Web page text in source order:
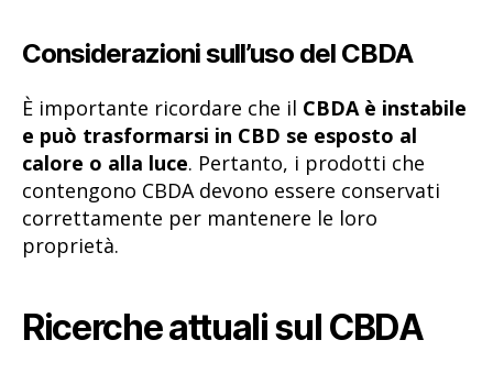
Considerazioni sull’uso del CBDA
È importante ricordare che il CBDA è instabile
e può trasformarsi in CBD se esposto al
calore o alla luce. Pertanto, i prodotti che
contengono CBDA devono essere conservati
correttamente per mantenere le loro
proprietà.
Ricerche attuali sul CBDA